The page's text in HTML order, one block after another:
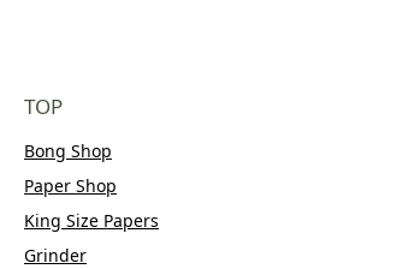
TOP
Bong Shop
Paper Shop
King Size Papers
Grinder